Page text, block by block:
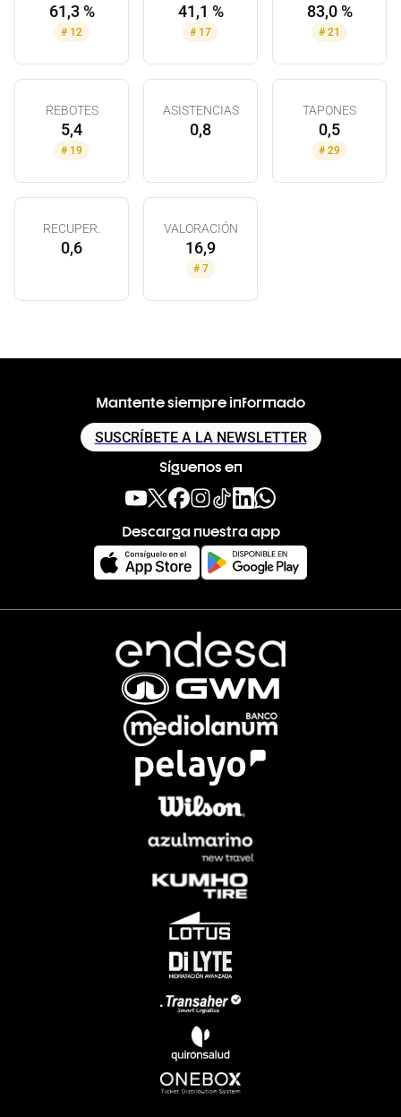
61,3 %
# 12
41,1 %
# 17
83,0 %
# 21
REBOTES
5,4
# 19
ASISTENCIAS
0,8
TAPONES
0,5
# 29
RECUPER.
0,6
VALORACIÓN
16,9
# 7
Mantente siempre informado
SUSCRÍBETE A LA NEWSLETTER
Síguenos en
Descarga nuestra app